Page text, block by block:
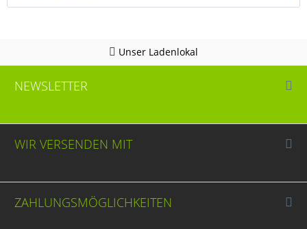
Unser Ladenlokal
NEWSLETTER
WIR VERSENDEN MIT
ZAHLUNGSMÖGLICHKEITEN